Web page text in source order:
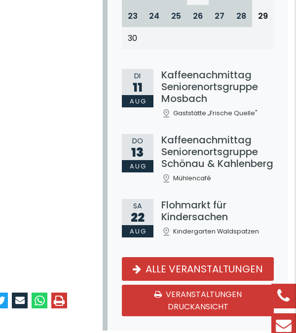
23
24 25 26 27 28
29
30
DI
11
AUG
Kaffeenachmittag
Seniorenortsgruppe
Mosbach
Gaststätte „Frische Quelle"
DO
13
AUG
Kaffeenachmittag
Seniorenortsgruppe
Schönau & Kahlenberg
Mühlencafé
SA
22
AUG
Flohmarkt für
Kindersachen
Kindergarten Waldspatzen
ALLE VERANSTALTUNGEN
VERANSTALTUNGEN
DRUCKANSICHT